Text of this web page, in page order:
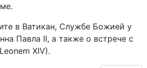
в Ватикан, Службе Божией у
Павла II, а также о встрече с
XIV).